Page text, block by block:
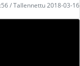
/ Tallennettu 2018-03-16